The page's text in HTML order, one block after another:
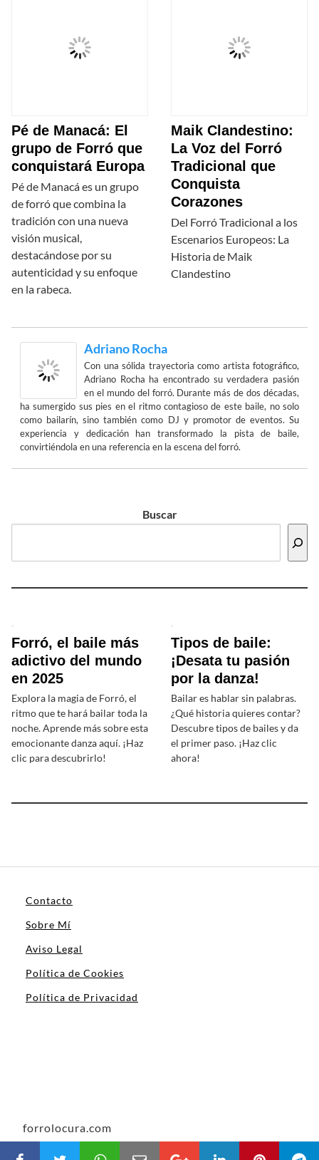
Pé de Manacá: El
grupo de Forró que
conquistará Europa
Pé de Manacá es un grupo
de forró que combina la
tradición con una nueva
visión musical,
destacándose por su
autenticidad y su enfoque
en la rabeca.
Maik Clandestino:
La Voz del Forró
Tradicional que
Conquista
Corazones
Del Forró Tradicional a los
Escenarios Europeos: La
Historia de Maik
Clandestino
Adriano Rocha
Con una sólida trayectoria como artista fotográfico,
Adriano Rocha ha encontrado su verdadera pasión
en el mundo del forró. Durante más de dos décadas,
ha sumergido sus pies en el ritmo contagioso de este baile, no solo
como bailarín, sino también como DJ y promotor de eventos. Su
experiencia y dedicación han transformado la pista de baile,
convirtiéndola en una referencia en la escena del forró.
Buscar
Forró, el baile más
adictivo del mundo
en 2025
Explora la magia de Forró, el
ritmo que te hará bailar toda la
noche. Aprende más sobre esta
emocionante danza aquí. ¡Haz
clic para descubrirlo!
Tipos de baile:
¡Desata tu pasión
por la danza!
Bailar es hablar sin palabras.
¿Qué historia quieres contar?
Descubre tipos de bailes y da
el primer paso. ¡Haz clic
ahora!
Contacto
Sobre Mí
Aviso Legal
Política de Cookies
Política de Privacidad
forrolocura.com